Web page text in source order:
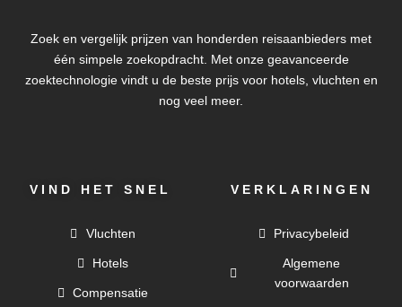
Zoek en vergelijk prijzen van honderden reisaanbieders met
één simpele zoekopdracht. Met onze geavanceerde
zoektechnologie vindt u de beste prijs voor hotels, vluchten en
nog veel meer.
VIND HET SNEL
Vluchten
Hotels
Compensatie
VERKLARINGEN
Privacybeleid
Algemene
voorwaarden